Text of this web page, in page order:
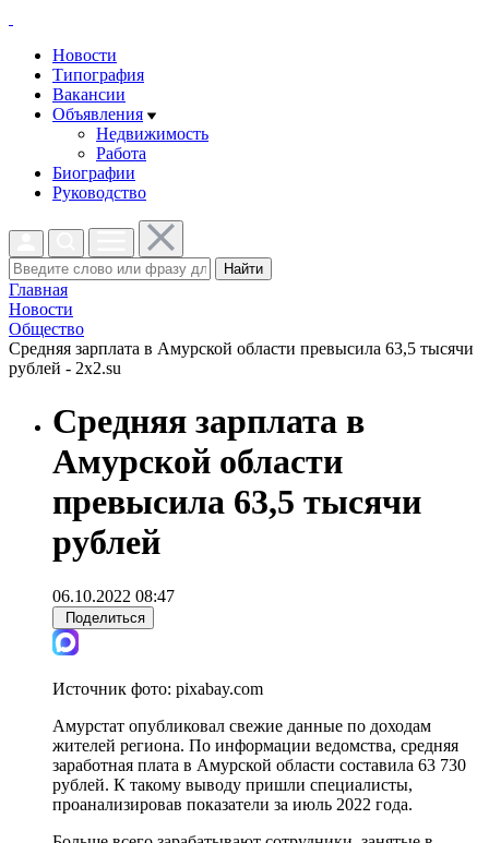
Новости
Типография
Вакансии
Объявления
Недвижимость
Работа
Биографии
Руководство
Найти
Главная
Новости
Общество
Средняя зарплата в Амурской области превысила 63,5 тысячи
рублей - 2x2.su
Средняя зарплата в
Амурской области
превысила 63,5 тысячи
рублей
06.10.2022 08:47
Поделиться
Источник фото: pixabay.com
Амурстат опубликовал свежие данные по доходам
жителей региона. По информации ведомства, средняя
заработная плата в Амурской области составила 63 730
рублей. К такому выводу пришли специалисты,
проанализировав показатели за июль 2022 года.